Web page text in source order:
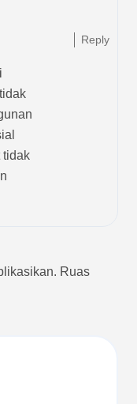
tidak
Reply
Ruas